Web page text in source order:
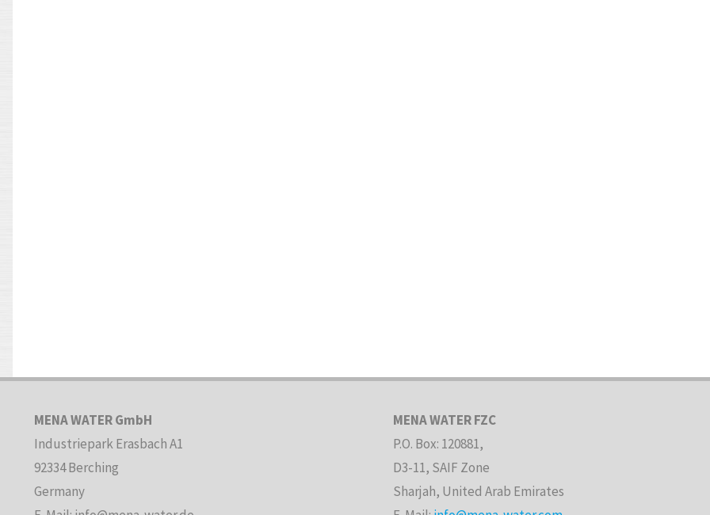
MENA WATER GmbH
Industriepark Erasbach A1
92334 Berching
Germany
MENA WATER FZC
P.O. Box: 120881,
D3-11, SAIF Zone
Sharjah, United Arab Emirates